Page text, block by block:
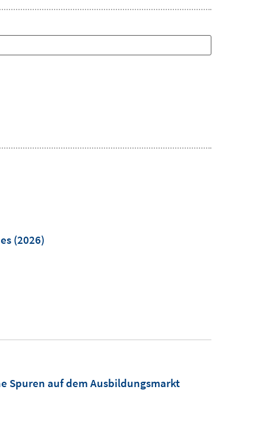
(2026)
Spuren auf dem Ausbildungsmarkt